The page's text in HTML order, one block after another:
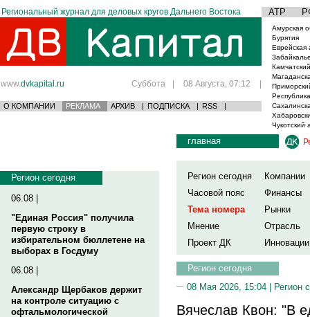
Региональный журнал для деловых кругов Дальнего Востока АТР
www.dvkapital.ru Суббота | 08 Августа, 07:12 |
О КОМПАНИИ РЕКЛАМА АРХИВ | ПОДПИСКА | RSS |
Амурская
Бурятия
Еврейская
Чукотский
Регион сегодня
06.08 |
"Единая Россия" получила
первую строку в
избирательном бюллетене на
выборах в Госдуму
06.08 |
Александр Щербаков держит
на контроле ситуацию с
офтальмологической
главная
Регион сегодня
Компании
Часовой пояс
Финансы
Тема номера
Рынки
Мнение
Отрасль
Проект ДК
Инновации
Регион сегодня
08 Мая 2026, 15:04 | Регион
Вячеслав Квон: "В